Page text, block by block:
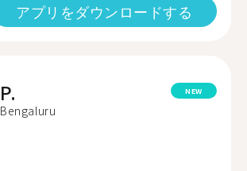
アプリをダウンロードする
P.
Bengaluru
NEW